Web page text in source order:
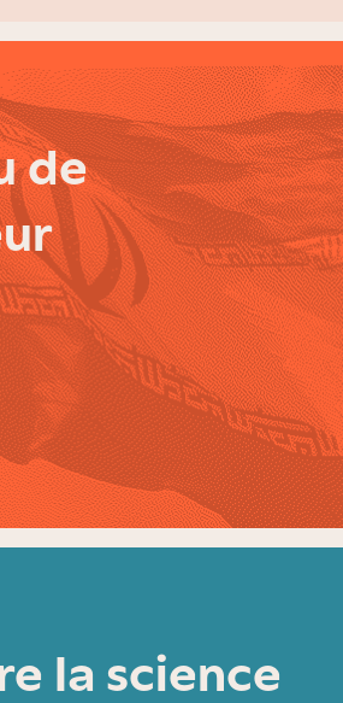
de
la science